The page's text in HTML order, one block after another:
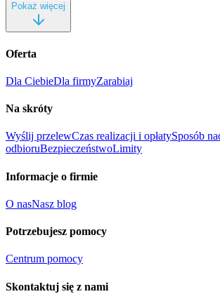
Pokaż więcej
Oferta
Dla CiebieDla firmyZarabiaj
Na skróty
Wyślij przelewCzas realizacji i opłatySposób
odbioruBezpieczeństwoLimity
Informacje o firmie
O nasNasz blog
Potrzebujesz pomocy
Centrum pomocy
Skontaktuj się z nami